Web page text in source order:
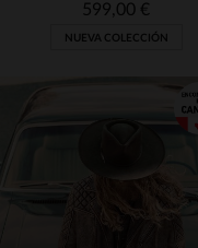
TALLAS DISPONIBLES
599,00 €
NUEVA COLECCIÓN